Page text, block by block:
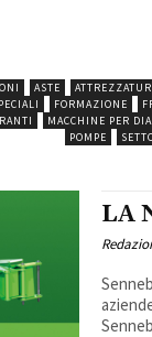
ASTE
FORMAZIONE
MACCHINE PER
POMPE
LA
aziende